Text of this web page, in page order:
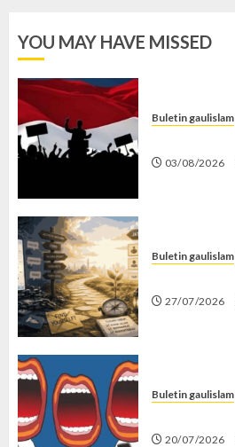
YOU MAY HAVE MISSED
Buletin gaulislam
03/08/2026
Buletin gaulislam
27/07/2026
Buletin gaulislam
20/07/2026